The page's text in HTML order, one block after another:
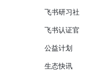
飞书研习社
飞书认证官
公益计划
生态快讯